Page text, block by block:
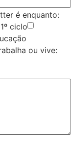
é enquanto:
ciclo
ou vive: